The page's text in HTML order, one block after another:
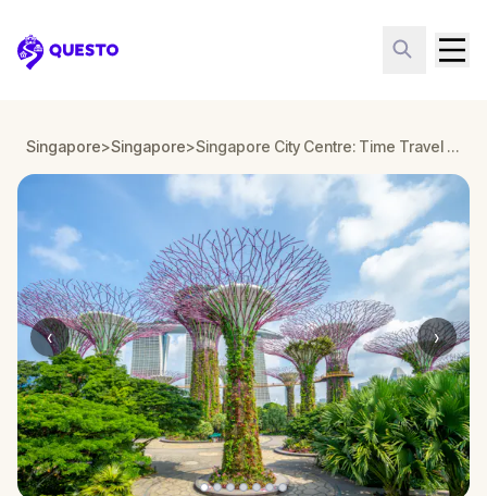
Questo
Singapore>Singapore> Singapore City Centre: Time Travel Quest
‹ ›